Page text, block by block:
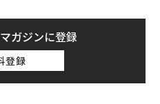
季、年俸4690万ドル（約7
（約112億円）の契約ボー
ンドースメント（スポンサ
（約7億5000万円）が上
ガジンに登録
登録